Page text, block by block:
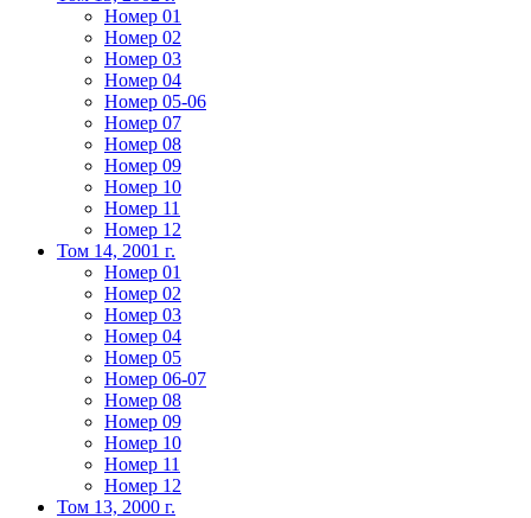
Номер 01
Номер 02
Номер 03
Номер 04
Номер 05-06
Номер 07
Номер 08
Номер 09
Номер 10
Номер 11
Номер 12
Том 14, 2001 г.
Номер 01
Номер 02
Номер 03
Номер 04
Номер 05
Номер 06-07
Номер 08
Номер 09
Номер 10
Номер 11
Номер 12
Том 13, 2000 г.